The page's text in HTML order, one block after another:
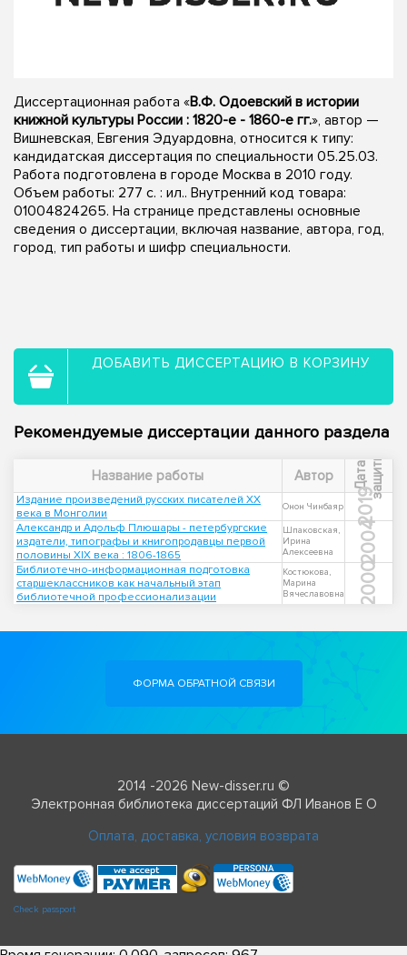
Диссертационная работа «В.Ф. Одоевский в истории
книжной культуры России : 1820-е - 1860-е гг.», автор —
Вишневская, Евгения Эдуардовна, относится к типу:
кандидатская диссертация по специальности 05.25.03.
Работа подготовлена в городе Москва в 2010 году.
Объем работы: 277 с. : ил.. Внутренний код товара:
01004824265. На странице представлены основные
сведения о диссертации, включая название, автора, год,
город, тип работы и шифр специальности.
ДОБАВИТЬ ДИССЕРТАЦИЮ В КОРЗИНУ
Рекомендуемые диссертации данного раздела
Название работы Автор Д
а
т
а
з
а
щ
и
ты
Издание произведений русских писателей XX
века в Монголии
Онон Чинбаяр 2019
Александр и Адольф Плюшары - петербургские
издатели, типографы и книгопродавцы первой
половины XIX века : 1806-1865
Шпаковская,
Ирина
Алексеевна
2004
Библиотечно-информационная подготовка
старшеклассников как начальный этап
библиотечной профессионализации
Костюкова,
Марина
Вячеславовна
2000
ФОРМА ОБРАТНОЙ СВЯЗИ
2014 -2026 New-disser.ru ©
Электронная библиотека диссертаций ФЛ Иванов Е О
Оплата, доставка, условия возврата
Check passport